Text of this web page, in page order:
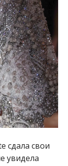
сдала свои
увидела